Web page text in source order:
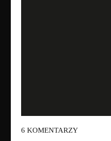
6 KOMENTARZY